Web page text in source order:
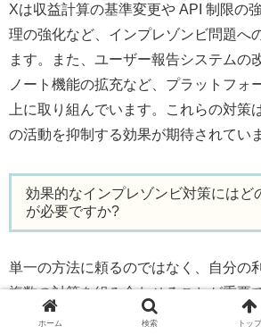
Xは収益計算の基準変更や API 制限の
理の強化など、インプレゾンビ問題へ
ます。また、ユーザー報告システムの
ノート機能の拡充など、プラットフォ
上に取り組んでいます。これらの対策
の活動を抑制する効果が期待されてい
効果的なインプレゾンビ対策にはど
が必要ですか?
単一の方法に頼るのではなく、自分の
複数の対策を組み合わせることが重要
を実装し、その効果を評価しながら最
ホーム 検索 トップ